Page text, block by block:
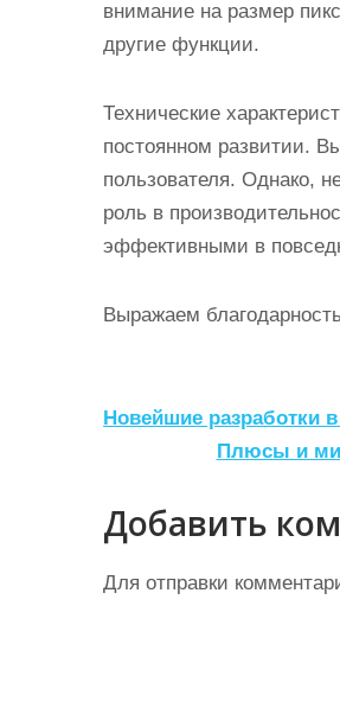
внимание на размер
другие функции.
Технические
постоянном развитии.
пользователя. Однако,
роль в
эффективными в
Выражаем
Н
в
и
г
Новейшие разработки
Плюсы и
Добавить
Для отправки